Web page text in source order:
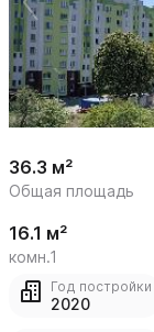
36.3 м²
Общая площадь
16.1 м²
комн.1
Год постройки
2020